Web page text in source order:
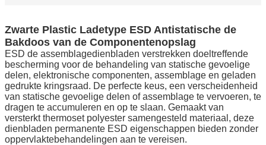
Zwarte Plastic Ladetype ESD Antistatische de
Bakdoos van de Componentenopslag
ESD de assemblagedienbladen verstrekken doeltreffende
bescherming voor de behandeling van statische gevoelige
delen, elektronische componenten, assemblage en geladen
gedrukte kringsraad. De perfecte keus, een verscheidenheid
van statische gevoelige delen of assemblage te vervoeren, te
dragen te accumuleren en op te slaan. Gemaakt van
versterkt thermoset polyester samengesteld materiaal, deze
dienbladen permanente ESD eigenschappen bieden zonder
oppervlaktebehandelingen aan te vereisen.